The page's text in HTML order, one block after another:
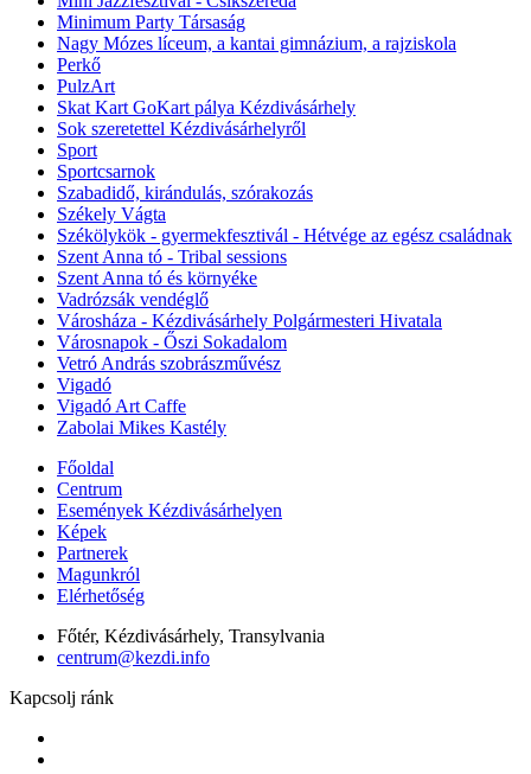
Minimum Party Társaság
Nagy Mózes líceum, a kantai gimnázium, a rajziskola
Perkő
PulzArt
Skat Kart GoKart pálya Kézdivásárhely
Sok szeretettel Kézdivásárhelyről
Sport
Sportcsarnok
Szabadidő, kirándulás, szórakozás
Székely Vágta
Székölykök - gyermekfesztivál - Hétvége az egész családnak
Szent Anna tó - Tribal sessions
Szent Anna tó és környéke
Vadrózsák vendéglő
Városháza - Kézdivásárhely Polgármesteri Hivatala
Városnapok - Őszi Sokadalom
Vetró András szobrászművész
Vigadó
Vigadó Art Caffe
Zabolai Mikes Kastély
Főoldal
Centrum
Események Kézdivásárhelyen
Képek
Partnerek
Magunkról
Elérhetőség
Főtér, Kézdivásárhely, Transylvania
centrum@kezdi.info
Kapcsolj ránk